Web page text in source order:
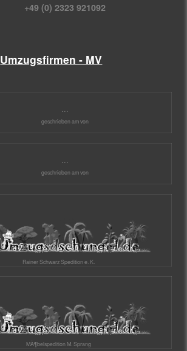
+49 (0) 2323 921092
Umzugsfirmen - MV
...
geschrieben am von
geschrieben am von
Rainer Schwarz Spedition e. K.
MÃ¶belspedition M. Sprang